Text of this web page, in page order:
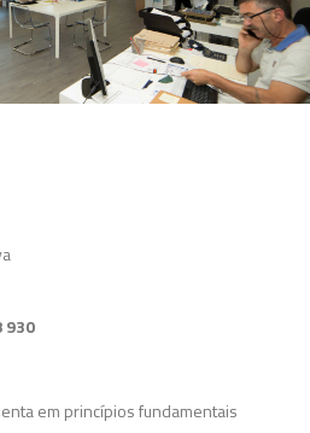
930
em princípios fundamentais